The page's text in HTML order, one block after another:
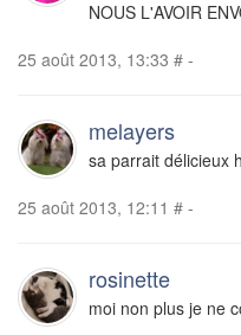
NOUS L'AVOIR
25 août 2013, 13:33 # -
melayers
sa parrait délicieux
25 août 2013, 12:11 # -
rosinette
moi non plus je ne